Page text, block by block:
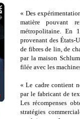
« Des
matière pouvant
métropolitaine. En
provenant des États-
de fibres de lin, de
par la maison
filée avec les
« Le cadre contient
par le fabricant de
Les récompenses
stratégies